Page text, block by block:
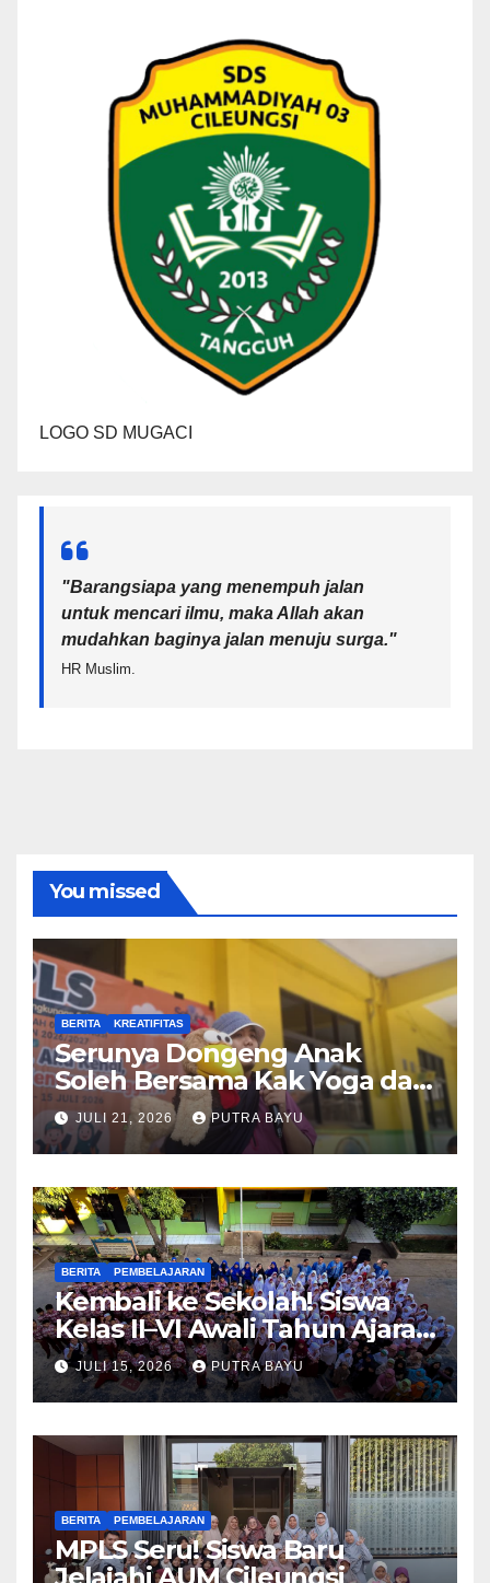
LOGO SD MUGACI
"Barangsiapa yang menempuh jalan
untuk mencari ilmu, maka Allah akan
mudahkan baginya jalan menuju surga."
HR Muslim.
You missed
BERITA KREATIFITAS
Serunya Dongeng Anak
Soleh Bersama Kak Yoga dan
Piko
JULI 21, 2026 PUTRA BAYU
BERITA PEMBELAJARAN
Kembali ke Sekolah! Siswa
Kelas II–VI Awali Tahun Ajaran
Baru
JULI 15, 2026 PUTRA BAYU
BERITA PEMBELAJARAN
MPLS Seru! Siswa Baru